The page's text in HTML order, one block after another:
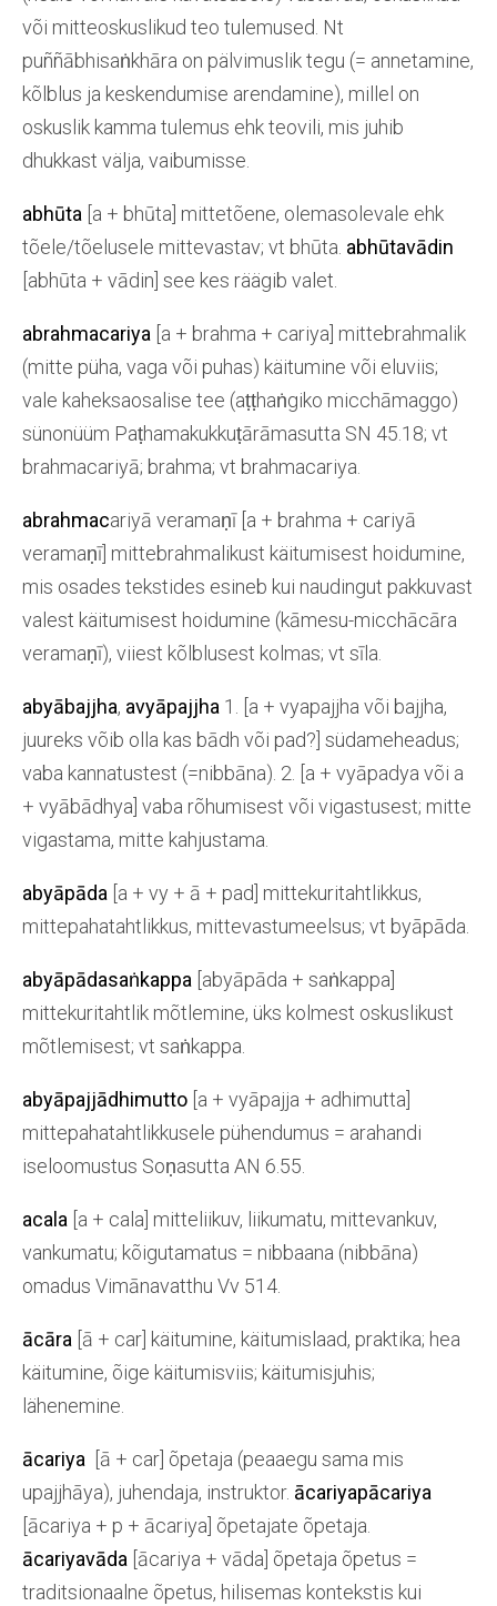
või mitteoskuslikud teo tulemused. Nt
puññābhisaṅkhāra on pälvimuslik tegu (= annetamine,
kõlblus ja keskendumise arendamine), millel on
oskuslik kamma tulemus ehk teovili, mis juhib
dhukkast välja, vaibumisse.
abhūta [a + bhūta] mittetõene, olemasolevale ehk
tõele/tõelusele mittevastav; vt bhūta. abhūtavādin
[abhūta + vādin] see kes räägib valet.
abrahmacariya [a + brahma + cariya] mittebrahmalik
(mitte püha, vaga või puhas) käitumine või eluviis;
vale kaheksaosalise tee (aṭṭhaṅgiko micchāmaggo)
sünonüüm Paṭhamakukkuṭārāmasutta SN 45.18; vt
brahmacariyā; brahma; vt brahmacariya.
abrahmacariyā veramaṇī [a + brahma + cariyā
veramaṇī] mittebrahmalikust käitumisest hoidumine,
mis osades tekstides esineb kui naudingut pakkuvast
valest käitumisest hoidumine (kāmesu-micchācāra
veramaṇī), viiest kõlblusest kolmas; vt sīla.
abyābajjha, avyāpajjha 1. [a + vyapajjha või bajjha,
juureks võib olla kas bādh või pad?] südameheadus;
vaba kannatustest (=nibbāna). 2. [a + vyāpadya või a
+ vyābādhya] vaba rõhumisest või vigastusest; mitte
vigastama, mitte kahjustama.
abyāpāda [a + vy + ā + pad] mittekuritahtlikkus,
mittepahatahtlikkus, mittevastumeelsus; vt byāpāda.
abyāpādasaṅkappa [abyāpāda + saṅkappa]
mittekuritahtlik mõtlemine, üks kolmest oskuslikust
mõtlemisest; vt saṅkappa.
abyāpajjādhimutto [a + vyāpajja + adhimutta]
mittepahatahtlikkusele pühendumus = arahandi
iseloomustus Soṇasutta AN 6.55.
acala [a + cala] mitteliikuv, liikumatu, mittevankuv,
vankumatu; kõigutamatus = nibbaana (nibbāna)
omadus Vimānavatthu Vv 514.
ācāra [ā + car] käitumine, käitumislaad, praktika; hea
käitumine, õige käitumisviis; käitumisjuhis;
lähenemine.
ācariya [ā + car] õpetaja (peaaegu sama mis
upajjhāya), juhendaja, instruktor. ācariyapācariya
[ācariya + p + ācariya] õpetajate õpetaja.
ācariyavāda [ācariya + vāda] õpetaja õpetus =
traditsionaalne õpetus, hilisemas kontekstis kui